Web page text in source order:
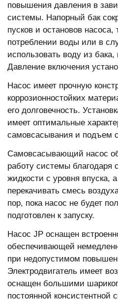
повышения давления в
системы. Напорный бак
пусков и остановов насоса,
потреблении воды или в
использовать воду из бака,
Давление включения
Насос имеет прочную
коррозионностойких
его долговечность.
имеет оптимальные
самовсасывания и подъем
Самовсасывающий насос
работу системы благодаря
жидкости с уровня впуска,
перекачивать смесь
пор, пока насос не будет
подготовлен к запуску.
Насос JP оснащен
обеспечивающей
при недопустимом
Электродвигатель имеет
оснащен большими
постоянной консистентной